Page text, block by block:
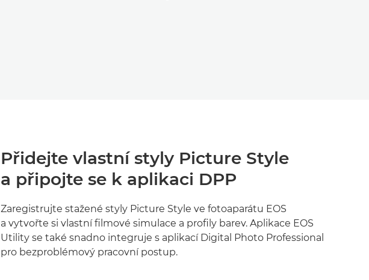
Přidejte vlastní styly Picture Style
a připojte se k aplikaci DPP
Zaregistrujte stažené styly Picture Style ve fotoaparátu EOS
a vytvořte si vlastní filmové simulace a profily barev. Aplikace EOS
Utility se také snadno integruje s aplikací Digital Photo Professional
pro bezproblémový pracovní postup.